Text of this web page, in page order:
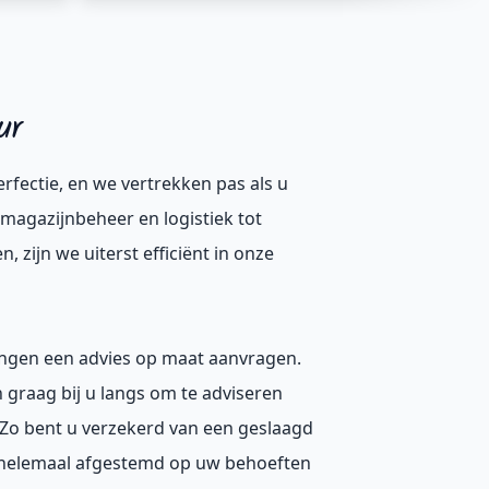
en we vertrekken pas als u
en logistiek tot
zijn we uiterst efficiënt in onze
een advies op maat aanvragen.
bij u langs om te adviseren
bent u verzekerd van een geslaagd
afgestemd op uw behoeften